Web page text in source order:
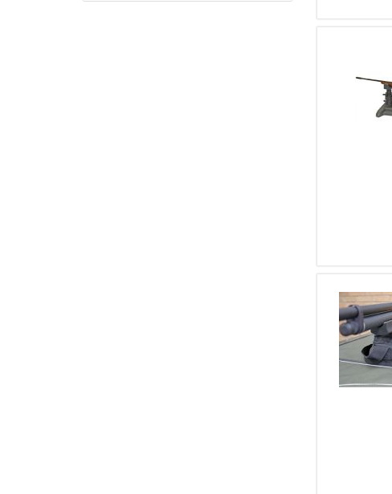
HKS 1